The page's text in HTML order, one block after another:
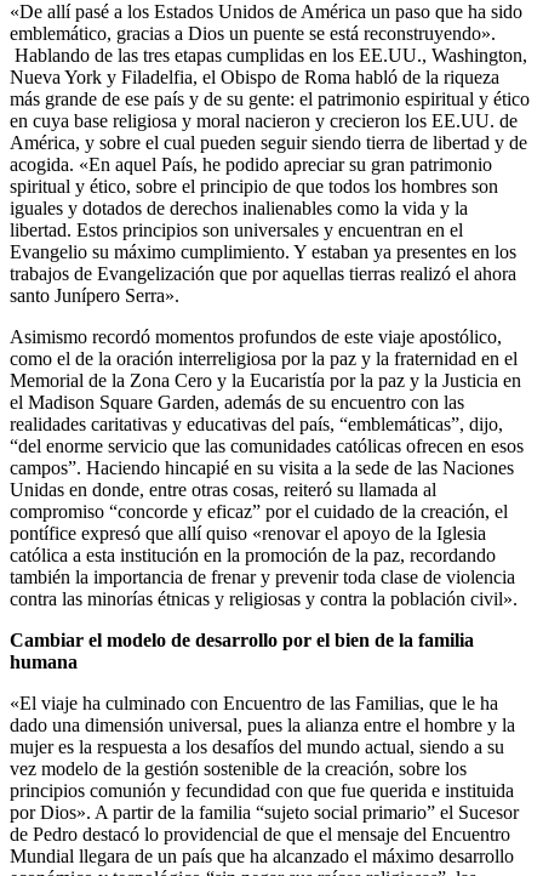
«De allí pasé a los Estados Unidos de América un paso que ha sido
emblemático, gracias a Dios un puente se está reconstruyendo».
Hablando de las tres etapas cumplidas en los EE.UU., Washington,
Nueva York y Filadelfia, el Obispo de Roma habló de la riqueza
más grande de ese país y de su gente: el patrimonio espiritual y ético
en cuya base religiosa y moral nacieron y crecieron los EE.UU. de
América, y sobre el cual pueden seguir siendo tierra de libertad y de
acogida. «En aquel País, he podido apreciar su gran patrimonio
spiritual y ético, sobre el principio de que todos los hombres son
iguales y dotados de derechos inalienables como la vida y la
libertad. Estos principios son universales y encuentran en el
Evangelio su máximo cumplimiento. Y estaban ya presentes en los
trabajos de Evangelización que por aquellas tierras realizó el ahora
santo Junípero Serra».
Asimismo recordó momentos profundos de este viaje apostólico,
como el de la oración interreligiosa por la paz y la fraternidad en el
Memorial de la Zona Cero y la Eucaristía por la paz y la Justicia en
el Madison Square Garden, además de su encuentro con las
realidades caritativas y educativas del país, “emblemáticas”, dijo,
“del enorme servicio que las comunidades católicas ofrecen en esos
campos”. Haciendo hincapié en su visita a la sede de las Naciones
Unidas en donde, entre otras cosas, reiteró su llamada al
compromiso “concorde y eficaz” por el cuidado de la creación, el
pontífice expresó que allí quiso «renovar el apoyo de la Iglesia
católica a esta institución en la promoción de la paz, recordando
también la importancia de frenar y prevenir toda clase de violencia
contra las minorías étnicas y religiosas y contra la población civil».
Cambiar el modelo de desarrollo por el bien de la familia
humana
«El viaje ha culminado con Encuentro de las Familias, que le ha
dado una dimensión universal, pues la alianza entre el hombre y la
mujer es la respuesta a los desafíos del mundo actual, siendo a su
vez modelo de la gestión sostenible de la creación, sobre los
principios comunión y fecundidad con que fue querida e instituida
por Dios». A partir de la familia “sujeto social primario” el Sucesor
de Pedro destacó lo providencial de que el mensaje del Encuentro
Mundial llegara de un país que ha alcanzado el máximo desarrollo